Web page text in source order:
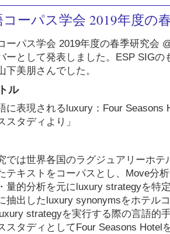
ーパス学会 2019年度の
ーパス学会 2019年度の春季研究会
ーとして発表しました。ESP SIG
下美朋さんでした。
ル
に表現されるluxury：Four
スタディより」
では世界各国のラグジュアリーホ
テキストをコーパスとし、Move分
量的分析を元にluxury strategyを特
抽出したluxury synonymsをホテル
strategyを実行する際の言語的
スタディとしてFour Seasons Hotel